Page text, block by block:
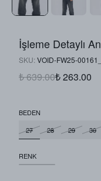
İşleme Detaylı
SKU: VOID-FW25-
₺ 639.00₺ 263.00
BEDEN
27
28 29 30
RENK